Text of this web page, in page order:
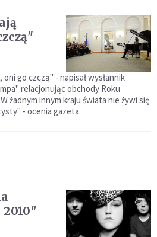
go czczą" - napisał wysłannik
relacjonując obchody Roku
żadnym innym kraju świata nie żywi się
- ocenia gazeta.